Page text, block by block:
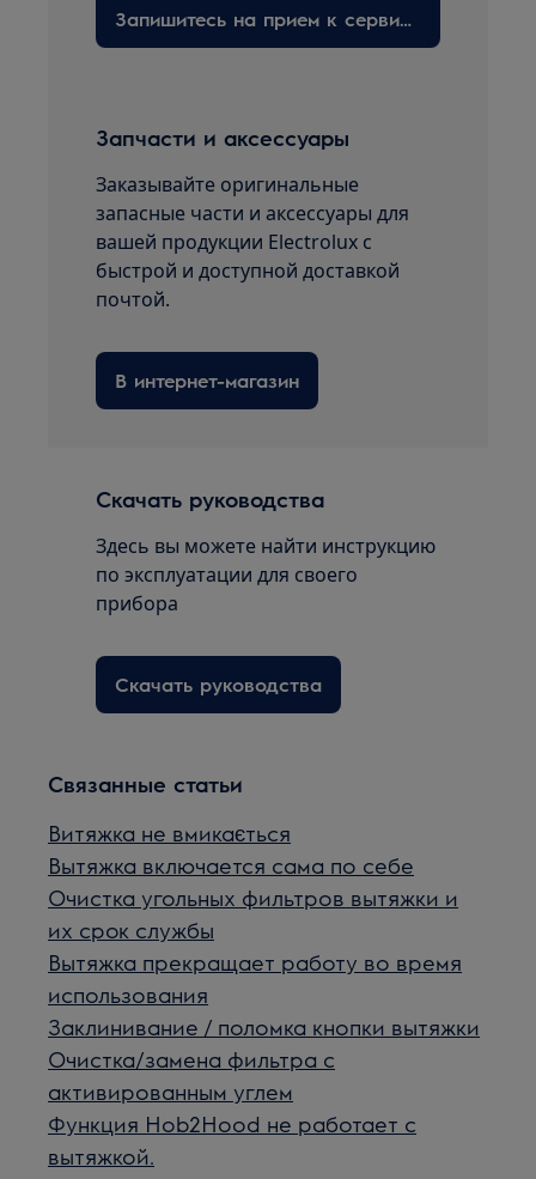
Запишитесь на прием к сервисному технику здесь
Запчасти и аксессуары
Заказывайте оригинальные
запасные части и аксессуары для
вашей продукции Electrolux с
быстрой и доступной доставкой
почтой.
В интернет-магазин
Скачать руководства
Здесь вы можете найти инструкцию
по эксплуатации для своего
прибора
Скачать руководства
Связанные статьи
Витяжка не вмикається
Вытяжка включается сама по себе
Очистка угольных фильтров вытяжки и
их срок службы
Вытяжка прекращает работу во время
использования
Заклинивание / поломка кнопки вытяжки
Очистка/замена фильтра с
активированным углем
Функция Hob2Hood не работает с
вытяжкой.